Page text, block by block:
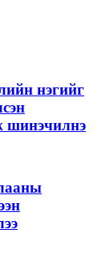
нэгийг
шинэчилнэ